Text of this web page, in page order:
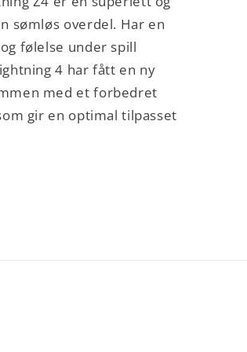
sømløs overdel. Har en
følelse under spill
4 har fått en ny
med et forbedret
gir en optimal tilpasset